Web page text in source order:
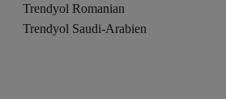
Trendyol Romanian
Trendyol Saudi-Arabien